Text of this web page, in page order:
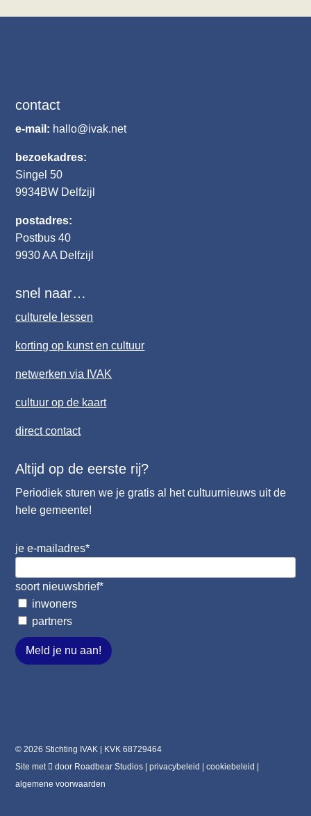
contact
e-mail: hallo@ivak.net
bezoekadres:
Singel 50
9934BW Delfzijl
postadres:
Postbus 40
9930 AA Delfzijl
snel naar…
culturele lessen
korting op kunst en cultuur
netwerken via IVAK
cultuur op de kaart
direct contact
Altijd op de eerste rij?
Periodiek sturen we je gratis al het cultuurnieuws uit de
hele gemeente!
je e-mailadres*
soort nieuwsbrief*
inwoners
partners
Meld je nu aan!
© 2026 Stichting IVAK | KVK 68729464
Site met
door Roadbear Studios |privacybeleid |cookiebeleid
algemene voorwaarden